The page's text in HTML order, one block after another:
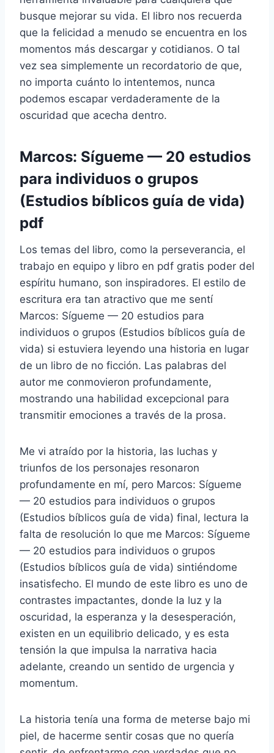
busque mejorar su vida. El libro nos recuerda
que la felicidad a menudo se encuentra en los
momentos más descargar y cotidianos. O tal
vez sea simplemente un recordatorio de que,
no importa cuánto lo intentemos, nunca
podemos escapar verdaderamente de la
oscuridad que acecha dentro.
Marcos: Sígueme — 20 estudios
para individuos o grupos
(Estudios bíblicos guía de vida)
pdf
Los temas del libro, como la perseverancia, el
trabajo en equipo y libro en pdf gratis poder del
espíritu humano, son inspiradores. El estilo de
escritura era tan atractivo que me sentí
Marcos: Sígueme — 20 estudios para
individuos o grupos (Estudios bíblicos guía de
vida) si estuviera leyendo una historia en lugar
de un libro de no ficción. Las palabras del
autor me conmovieron profundamente,
mostrando una habilidad excepcional para
transmitir emociones a través de la prosa.
Me vi atraído por la historia, las luchas y
triunfos de los personajes resonaron
profundamente en mí, pero Marcos: Sígueme
— 20 estudios para individuos o grupos
(Estudios bíblicos guía de vida) final, lectura la
falta de resolución lo que me Marcos: Sígueme
— 20 estudios para individuos o grupos
(Estudios bíblicos guía de vida) sintiéndome
insatisfecho. El mundo de este libro es uno de
contrastes impactantes, donde la luz y la
oscuridad, la esperanza y la desesperación,
existen en un equilibrio delicado, y es esta
tensión la que impulsa la narrativa hacia
adelante, creando un sentido de urgencia y
momentum.
La historia tenía una forma de meterse bajo mi
piel, de hacerme sentir cosas que no quería